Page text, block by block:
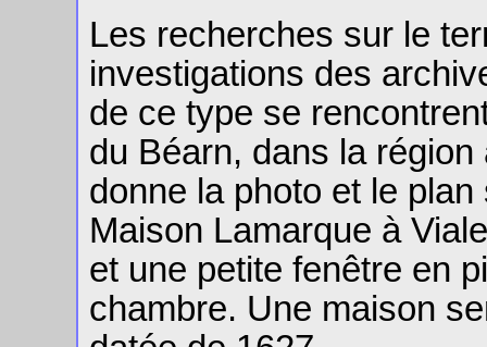
Les recherches sur le
investigations des
de ce type se
du Béarn, dans la région
donne la photo et le plan
Maison Lamarque à
et une petite fenêtre en
chambre. Une maison